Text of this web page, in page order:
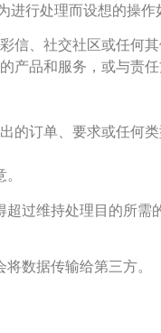
进行处理而设想的操作
信、社交社区或任何
产品和服务，或与责
的订单、要求或任何类
超过维持处理目的所
数据传输给第三方。